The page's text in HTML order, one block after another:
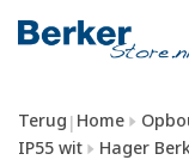
Terug | Home
IP55 wit
Hager